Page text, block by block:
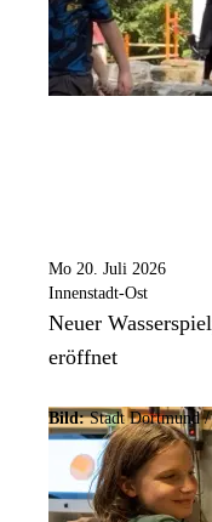
Mo 20. Juli 2026
Innenstadt-Ost
Neuer
eröffnet
Bild:Stadt Dortmund